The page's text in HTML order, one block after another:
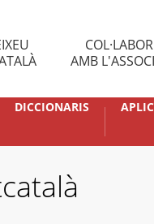
AMB
DICCIONARIS